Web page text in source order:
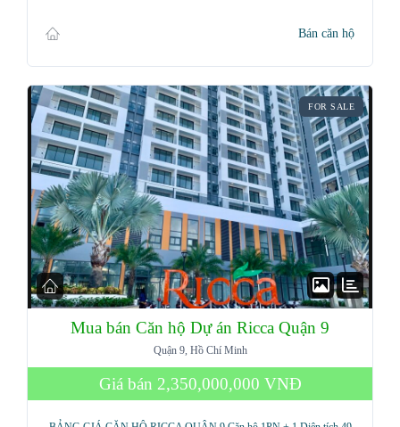
Bán căn hộ
FOR SALE
Mua bán Căn hộ Dự án Ricca Quận 9
Quận 9, Hồ Chí Minh
Giá bán 2,350,000,000 VNĐ